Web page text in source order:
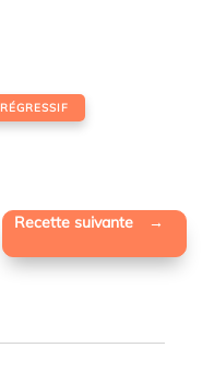
RÉGRESSIF
Recette suivante →